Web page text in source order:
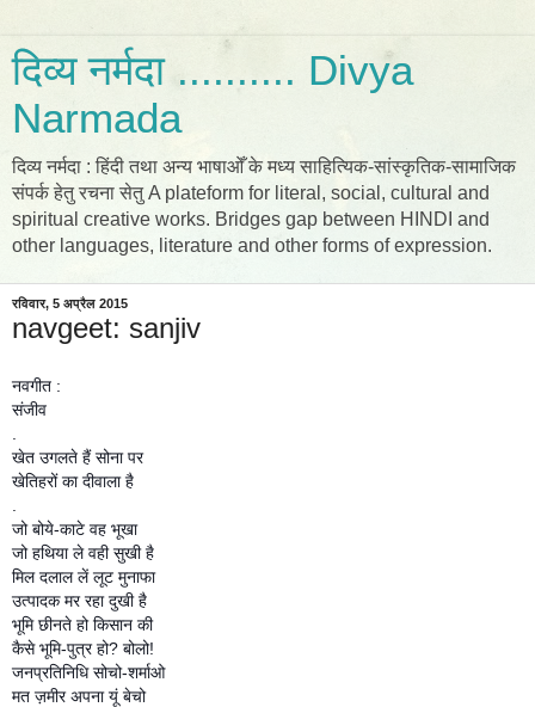
दिव्य नर्मदा .......... Divya
Narmada
दिव्य नर्मदा : हिंदी तथा अन्य भाषाओँ के मध्य साहित्यिक-सांस्कृतिक-सामाजिक
संपर्क हेतु रचना सेतु A plateform for literal, social, cultural and
spiritual creative works. Bridges gap between HINDI and
other languages, literature and other forms of expression.
रविवार, 5 अप्रैल 2015
navgeet: sanjiv
नवगीत :
संजीव
खेत उगलते हैं सोना पर
खेतिहरों का दीवाला है
जो बोये-काटे वह भूखा
जो हथिया ले वही सुखी है
मिल दलाल लें लूट मुनाफा
उत्पादक मर रहा दुखी है
भूमि छीनते हो किसान की
कैसे भूमि-पुत्र हो? बोलो!
जनप्रतिनिधि सोचो-शर्माओ
मत ज़मीर अपना यूं बेचो